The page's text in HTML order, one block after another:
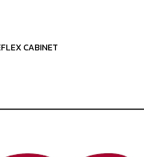
CABINET